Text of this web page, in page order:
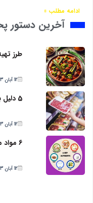
ادامه مطلب »
آخرین دستور
طرز
12 آبان 1403
5 دلیل برای اینکه بسته بندی گوشت مهم است
12 آبان 1403
6 مواد مغذی ضروری برای بدن چیست؟
12 آبان 1403